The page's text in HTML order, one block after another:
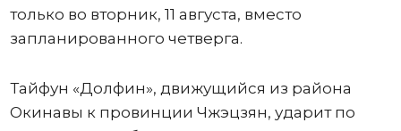
только во вторник, 11 августа, вместо
запланированного четверга.
Тайфун «Долфин», движущийся из района
Окинавы к провинции Чжэцзян, ударит по